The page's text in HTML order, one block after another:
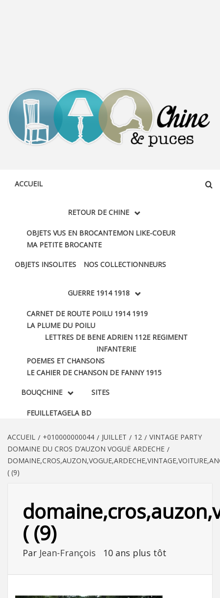
ACCUEIL
RETOUR DE CHINE
OBJETS VUS EN BROCANTEMON LIKE-COEUR
MA PETITE BROCANTE
OBJETS INSOLITES NOS COLLECTIONNEURS
GUERRE 1914 1918
CARNET DE ROUTE POILU 1914 1919
LA PLUME DU POILU
LETTRES DE BENE ADRIEN 112E REGIMENT
INFANTERIE
POEMES ET CHANSONS
LE CAHIER DE CHANSON DE FANNY 1915
BOUQCHINE
FEUILLETAGELA BD
SITES
ACCUEIL +010000000044 JUILLET 12
VINTAGE PARTY
DOMAINE DU CROS D’AUZON VOGUË ARDECHE
( (9)
( (9)
Par Jean-François 10 ans plus tôt